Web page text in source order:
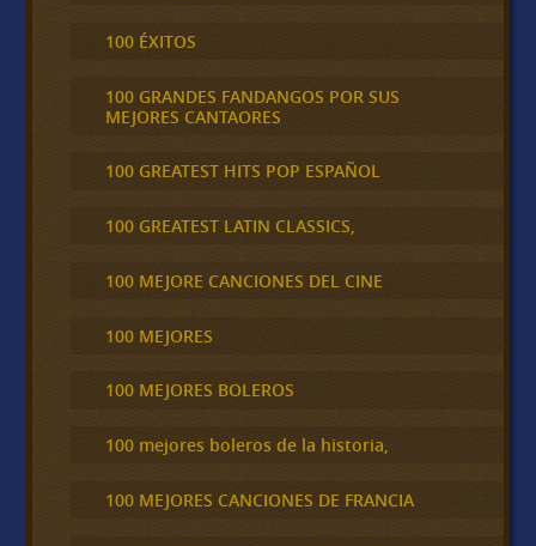
100 ÉXITOS
100 GRANDES FANDANGOS POR SUS
MEJORES CANTAORES
100 GREATEST HITS POP ESPAÑOL
100 GREATEST LATIN CLASSICS,
100 MEJORE CANCIONES DEL CINE
100 MEJORES
100 MEJORES BOLEROS
100 mejores boleros de la historia,
100 MEJORES CANCIONES DE FRANCIA